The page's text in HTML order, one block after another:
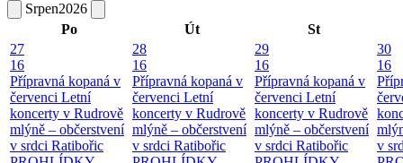
Srpen2026
Po
Út
St
27
16
Přípravná kopaná v
červenci Letní
koncerty v Rudrově
mlýně – občerstvení
v srdci Ratibořic
28
16
Přípravná kopaná v
červenci Letní
koncerty v Rudrově
mlýně – občerstvení
v srdci Ratibořic
29
16
Přípravná kopaná v
červenci Letní
koncerty v Rudrově
mlýně – občerstvení
v srdci Ratibořic
30
16
v